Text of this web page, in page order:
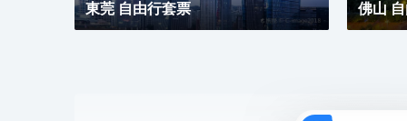
東莞 自由行套票 佛山